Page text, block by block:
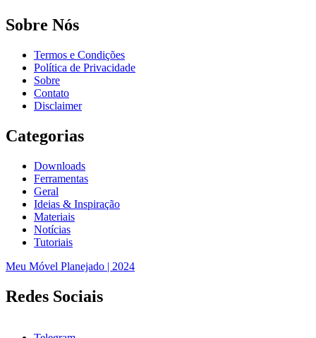
Sobre Nós
Termos e Condições
Política de Privacidade
Sobre
Contato
Disclaimer
Categorias
Downloads
Ferramentas
Geral
Ideias & Inspiração
Materiais
Notícias
Tutoriais
Meu Móvel Planejado | 2024
Redes Sociais